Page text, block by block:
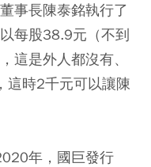
事長陳泰銘執行了
每股38.9元（不到
這是外人都沒有、
這時2千元可以讓陳
年，國巨發行